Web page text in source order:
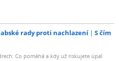
rady proti nachlazení
S čím
Co pomáhá a kdy už riskujete úpal